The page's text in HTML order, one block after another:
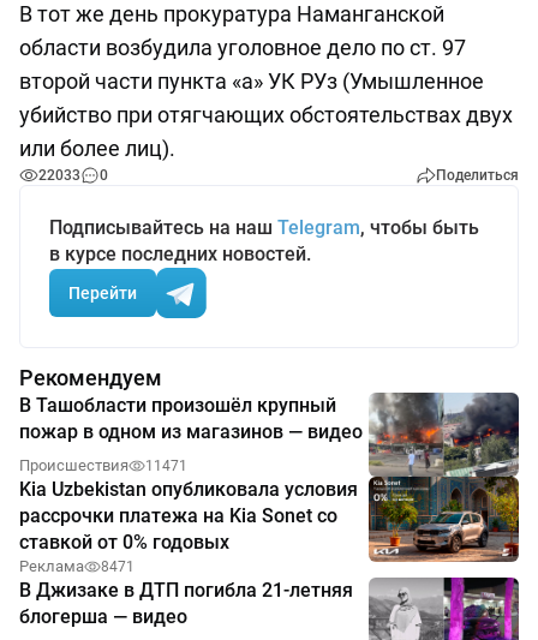
В тот же день прокуратура Наманганской
области возбудила уголовное дело по ст. 97
второй части пункта «а» УК РУз (Умышленное
убийство при отягчающих обстоятельствах двух
или более лиц).
22033 0 Поделиться
Подписывайтесь на наш Telegram, чтобы быть
в курсе последних новостей.
Перейти
Рекомендуем
В Ташобласти произошёл крупный
пожар в одном из магазинов — видео
Происшествия 11471
Kia Uzbekistan опубликовала условия
рассрочки платежа на Kia Sonet со
ставкой от 0% годовых
Реклама 8471
В Джизаке в ДТП погибла 21-летняя
блогерша — видео